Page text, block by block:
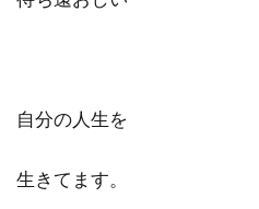
自分の人生を
生きてます。